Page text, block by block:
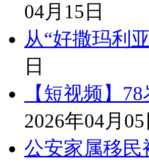
04月15日
从“好撒玛利
日
【短视频】
2026年04月05
公安家属移